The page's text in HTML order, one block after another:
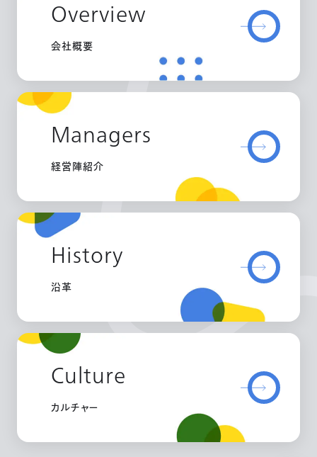
Overview
会社概要
Managers
経営陣紹介
History
沿革
Culture
カルチャー